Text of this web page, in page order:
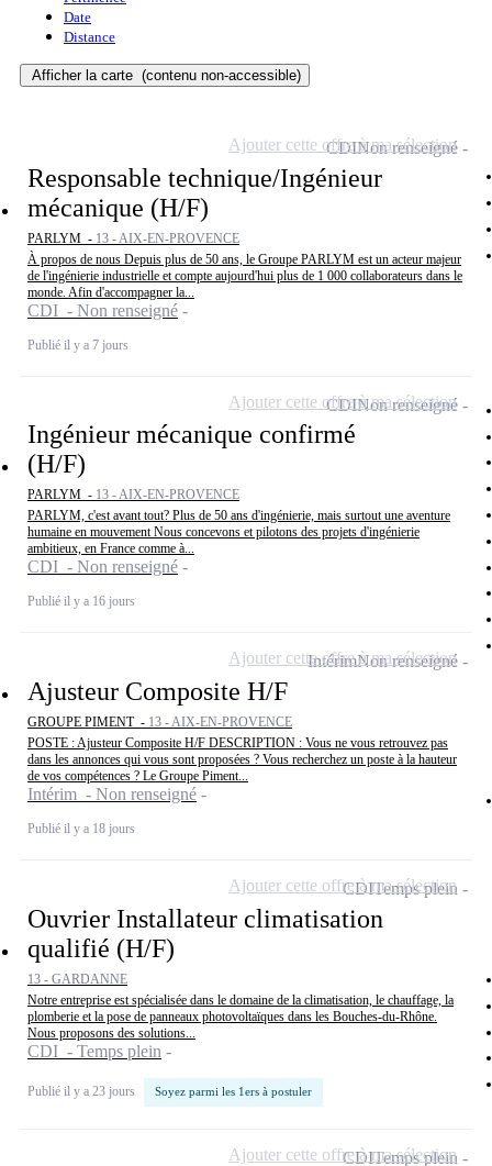
Date
Distance
Afficher la carte (contenu non-accessible)
Responsable technique/Ingénieur
mécanique (H/F)
PARLYM - 13 - AIX-EN-PROVENCE
À propos de nous Depuis plus de 50 ans, le Groupe PARLYM est un acteur majeur
de l'ingénierie industrielle et compte aujourd'hui plus de 1 000 collaborateurs dans le
monde. Afin d'accompagner la...
CDI - Non renseigné
Publié il y a 7 jours
CDINon renseigné
Ajouter cette offre à ma sélection
Ingénieur mécanique confirmé
(H/F)
PARLYM - 13 - AIX-EN-PROVENCE
PARLYM, c'est avant tout? Plus de 50 ans d'ingénierie, mais surtout une aventure
humaine en mouvement Nous concevons et pilotons des projets d'ingénierie
ambitieux, en France comme à...
CDI - Non renseigné
Publié il y a 16 jours
CDINon renseigné
Ajouter cette offre à ma sélection
Ajusteur Composite H/F
GROUPE PIMENT - 13 - AIX-EN-PROVENCE
POSTE : Ajusteur Composite H/F DESCRIPTION : Vous ne vous retrouvez pas
dans les annonces qui vous sont proposées ? Vous recherchez un poste à la hauteur
de vos compétences ? Le Groupe Piment...
Intérim - Non renseigné
Publié il y a 18 jours
IntérimNon renseigné
Ajouter cette offre à ma sélection
Ouvrier Installateur climatisation
qualifié (H/F)
13 - GARDANNE
Notre entreprise est spécialisée dans le domaine de la climatisation, le chauffage, la
plomberie et la pose de panneaux photovoltaïques dans les Bouches-du-Rhône.
Nous proposons des solutions...
CDI - Temps plein
Publié il y a 23 jours Soyez parmi les 1ers à postuler
CDITemps plein
Ajouter cette offre à ma sélection
CDITemps plein
Ajouter cette offre à ma sélection